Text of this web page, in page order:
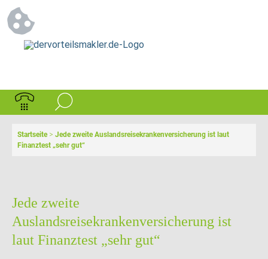
Startseite> Jede zweite Auslandsreisekrankenversicherung ist laut
Finanztest „sehr gut“
Jede zweite
Auslandsreisekrankenversicherung ist
laut Finanztest „sehr gut“